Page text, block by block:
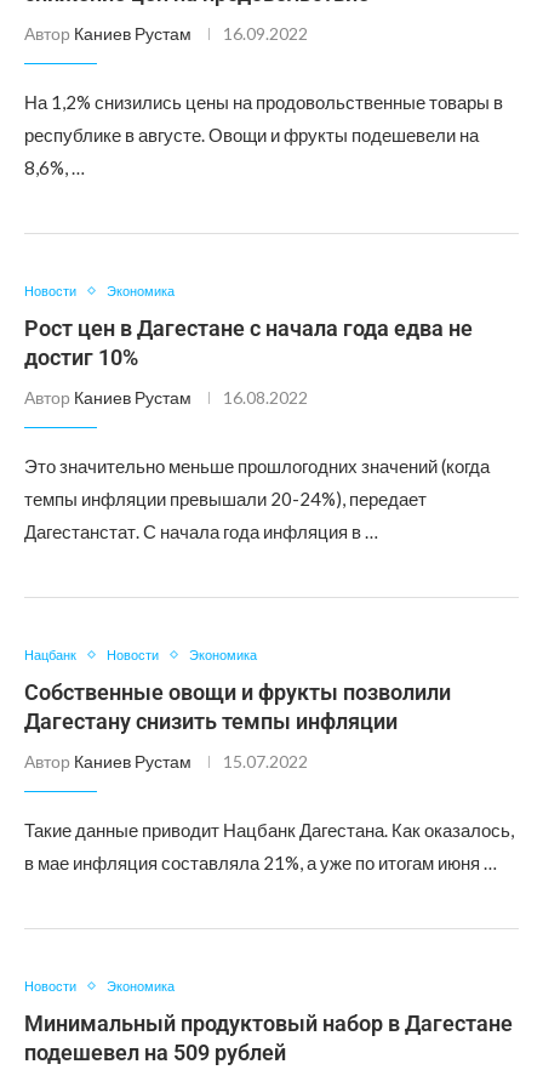
Автор Каниев Рустам 16.09.2022
На 1,2% снизились цены на продовольственные товары в
республике в августе. Овощи и фрукты подешевели на
8,6%, …
Новости Экономика
Рост цен в Дагестане с начала года едва не
достиг 10%
Автор Каниев Рустам 16.08.2022
Это значительно меньше прошлогодних значений (когда
темпы инфляции превышали 20-24%), передает
Дагестанстат. С начала года инфляция в …
Нацбанк Новости Экономика
Собственные овощи и фрукты позволили
Дагестану снизить темпы инфляции
Автор Каниев Рустам 15.07.2022
Такие данные приводит Нацбанк Дагестана. Как оказалось,
в мае инфляция составляла 21%, а уже по итогам июня …
Новости Экономика
Минимальный продуктовый набор в Дагестане
подешевел на 509 рублей